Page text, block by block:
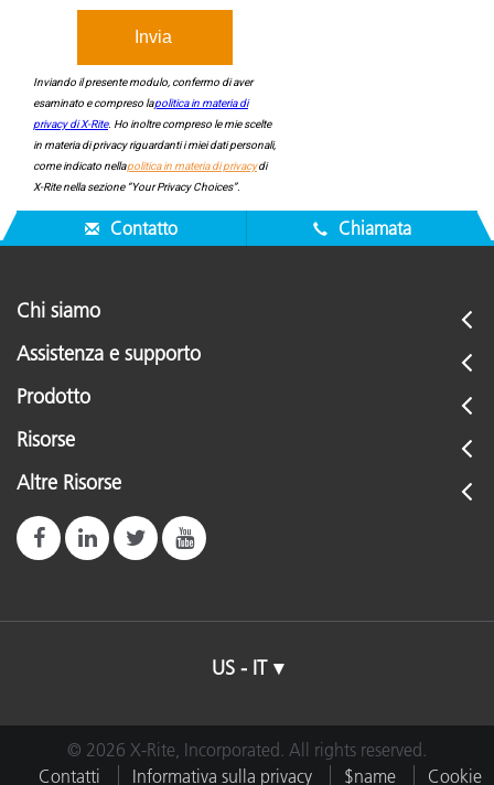
Contatto Chiamata
Chi siamo
Assistenza e supporto
Prodotto
Risorse
Altre Risorse
US - IT
© 2026 X-Rite, Incorporated. All rights reserved.
Contatti
Informativa sulla privacy $name Cookie